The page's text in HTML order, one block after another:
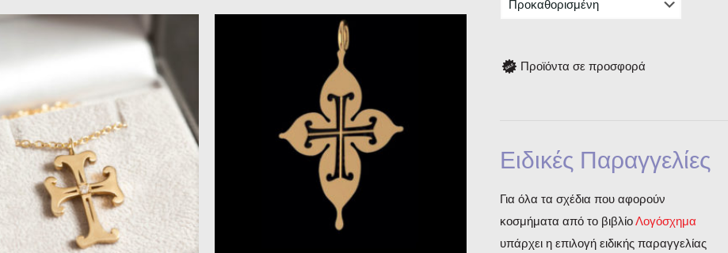
Προϊόντα σε προσφορά
Ειδικές Παραγγελίες
Για όλα τα σχέδια που αφορούν
κοσμήματα από το βιβλίοΛογόσχημα
υπάρχει η επιλογή ειδικής παραγγελίας